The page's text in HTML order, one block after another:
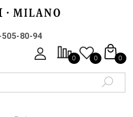
505-80-94
0 0 0